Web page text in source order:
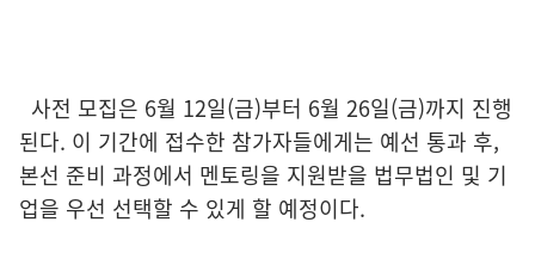
사전 모집은 6월 12일(금)부터 6월 26일(금)까지 진행
된다. 이 기간에 접수한 참가자들에게는 예선 통과 후,
본선 준비 과정에서 멘토링을 지원받을 법무법인 및 기
업을 우선 선택할 수 있게 할 예정이다.